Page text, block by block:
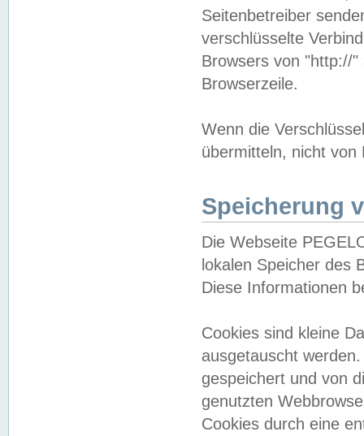
Seitenbetreiber
verschlüsselte
Browsers von "http://
Browserzeile.
Wenn die
übermitteln, nicht von
Speicherung
Die Webseite
lokalen Speicher des
Diese Informationen
Cookies sind kleine
ausgetauscht
gespeichert und von
genutzten
Cookies durch eine